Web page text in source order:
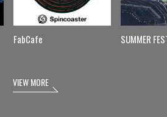
FabCafe SUMMER
VIEW MORE